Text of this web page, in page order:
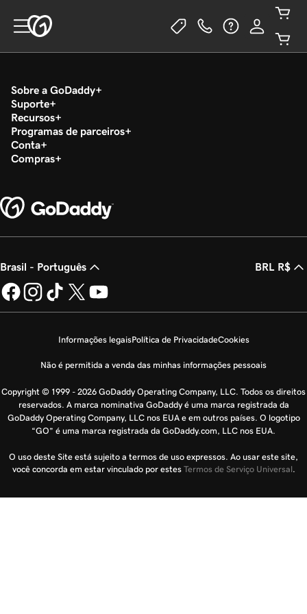
Sobre a GoDaddy
Suporte
Recursos
Programas de parceiros
Conta
Compras
Brasil - Português BRL R$
Informações legaisPolítica de PrivacidadeCookies
Não é permitida a venda das minhas informações pessoais
Copyright © 1999 - 2026 GoDaddy Operating Company, LLC. Todos os direitos
reservados. A marca nominativa GoDaddy é uma marca registrada da
GoDaddy Operating Company, LLC nos EUA e em outros países. O logotipo
“GO” é uma marca registrada da GoDaddy.com, LLC nos EUA.
O uso deste Site está sujeito a termos de uso expressos. Ao usar este site,
você concorda em estar vinculado por estes Termos de Serviço Universal.